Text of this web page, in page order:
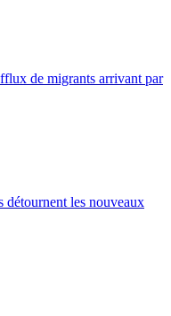
de migrants arrivant par
détournent les nouveaux